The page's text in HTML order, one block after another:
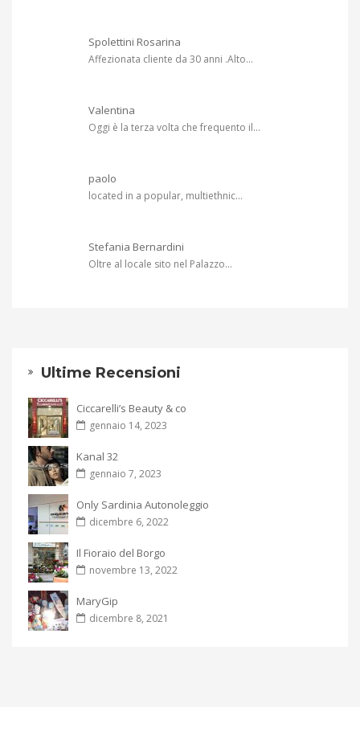
Spolettini Rosarina
Affezionata cliente da 30 anni .Alto...
Valentina
Oggi è la terza volta che frequento il...
paolo
located in a popular, multiethnic...
Stefania Bernardini
Oltre al locale sito nel Palazzo...
Ultime Recensioni
Ciccarelli’s Beauty & co
gennaio 14, 2023
Kanal 32
gennaio 7, 2023
Only Sardinia Autonoleggio
dicembre 6, 2022
Il Fioraio del Borgo
novembre 13, 2022
MaryGip
dicembre 8, 2021